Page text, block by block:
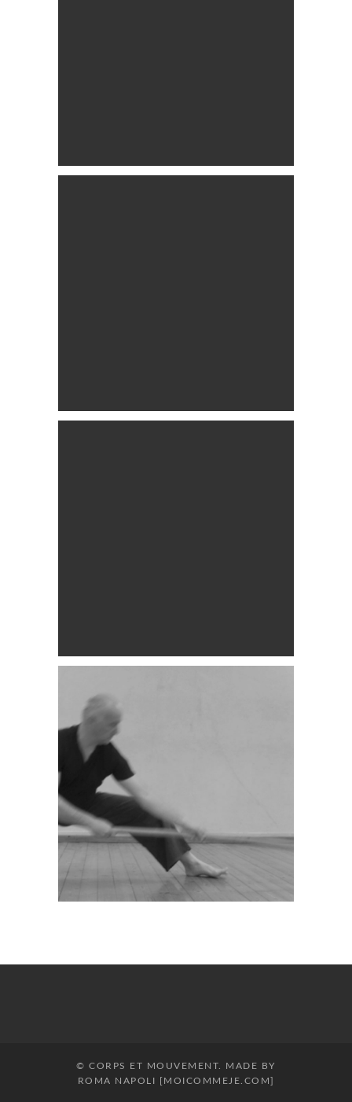
© CORPS ET MOUVEMENT. MADE BY
ROMA NAPOLI [MOICOMMEJE.COM]